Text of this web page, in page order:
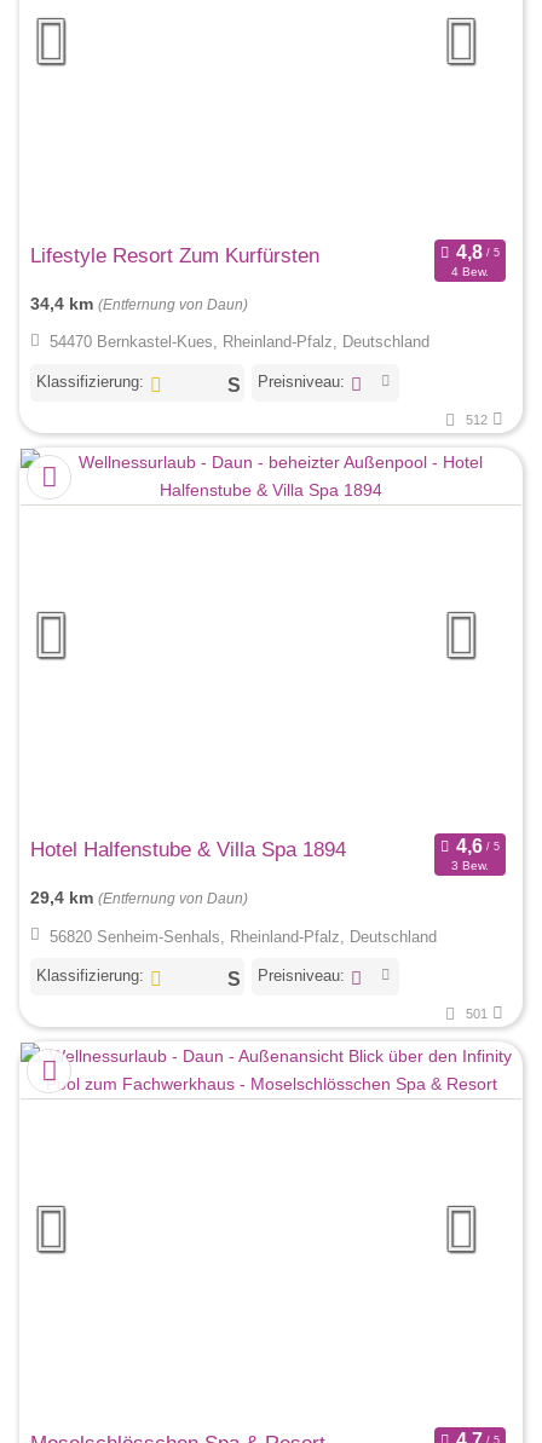
Lifestyle Resort Zum Kurfürsten
4 Bew.
34,4 km (Entfernung von Daun)
54470 Bernkastel-Kues, Rheinland-Pfalz, Deutschland
Klassifizierung: Preisniveau:
512
Hotel Halfenstube & Villa Spa 1894
3 Bew.
29,4 km (Entfernung von Daun)
56820 Senheim-Senhals, Rheinland-Pfalz, Deutschland
Klassifizierung: Preisniveau:
501